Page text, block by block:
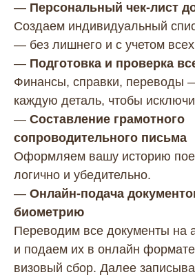
— Персональный чек-лист
Создаем индивидуальный
— без лишнего и с учетом
— Подготовка и проверка
Финансы, справки, переводы
каждую деталь, чтобы
— Составление грамотного
сопроводительного письма
Оформляем вашу историю
логично и убедительно.
— Онлайн-подача
биометрию
Переводим все документы на
и подаем их в онлайн
визовый сбор. Далее